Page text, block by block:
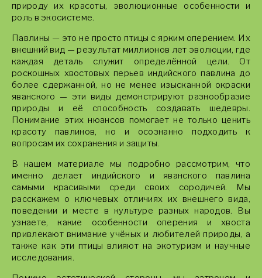
природу их красоты, эволюционные особенности и
роль в экосистеме.
Павлины — это не просто птицы с ярким оперением. Их
внешний вид — результат миллионов лет эволюции, где
каждая деталь служит определённой цели. От
роскошных хвостовых перьев индийского павлина до
более сдержанной, но не менее изысканной окраски
яванского — эти виды демонстрируют разнообразие
природы и её способность создавать шедевры.
Понимание этих нюансов помогает не только ценить
красоту павлинов, но и осознанно подходить к
вопросам их сохранения и защиты.
В нашем материале мы подробно рассмотрим, что
именно делает индийского и яванского павлина
самыми красивыми среди своих сородичей. Мы
расскажем о ключевых отличиях их внешнего вида,
поведении и месте в культуре разных народов. Вы
узнаете, какие особенности оперения и хвоста
привлекают внимание учёных и любителей природы, а
также как эти птицы влияют на экотуризм и научные
исследования.